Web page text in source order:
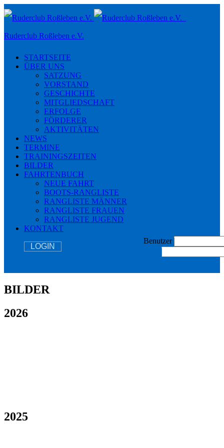
Toggle
navigation
Ruderclub Roßleben e.V.
STARTSEITE
ÜBER UNS
SATZUNG
VORSTAND
GESCHICHTE
MITGLIEDSCHAFT
ERFOLGE
FÖRDERER
AKTIVITÄTEN
NEWS
TERMINE
TRAININGSZEITEN
BILDER
FAHRTENBUCH
NEUE FAHRT
BOOTS-RANGLISTE
RANGLISTE MÄNNER
RANGLISTE FRAUEN
RANGLISTE JUGEND
KONTAKT
LOGIN
Benutzer
BILDER
2026
2025